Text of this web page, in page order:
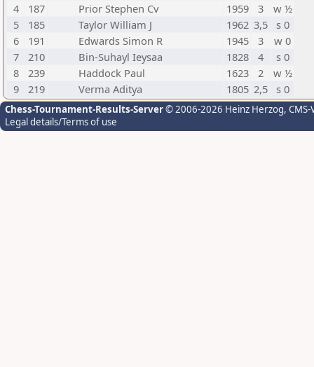
4
187 Prior Stephen Cv 1959 3
w ½
5
185 Taylor William J 1962 3,5
s 0
6
191 Edwards Simon R 1945 3
w 0
7
210 Bin-Suhayl Ieysaa 1828 4
s 0
8
239 Haddock Paul 1623 2
w ½
9
219 Verma Aditya 1805 2,5 s 0
Chess-Tournament-Results-Server© 2006-2026 Heinz Herzog,
Legal details/Terms of use